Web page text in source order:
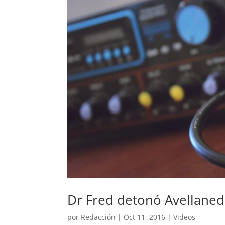
Dr Fred detonó
por Redacción | Oct 11, 2016 |Videos